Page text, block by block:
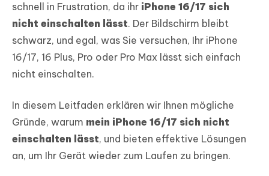
schnell in Frustration, da ihr iPhone 16/17 sich
nicht einschalten lässt. Der Bildschirm bleibt
schwarz, und egal, was Sie versuchen, Ihr iPhone
16/17, 16 Plus, Pro oder Pro Max lässt sich einfach
nicht einschalten.
In diesem Leitfaden erklären wir Ihnen mögliche
Gründe, warum mein iPhone 16/17 sich nicht
einschalten lässt, und bieten effektive Lösungen
an, um Ihr Gerät wieder zum Laufen zu bringen.